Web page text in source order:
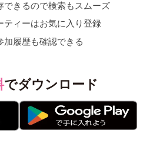
できるので検索もスムーズ
ティーはお気に入り登録
加履歴も確認できる
でダウンロード